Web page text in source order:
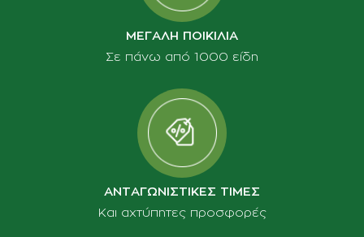
ΜΕΓΑΛΗ ΠΟΙΚΙΛΙΑ
Σε πάνω από 1000 είδη
ΑΝΤΑΓΩΝΙΣΤΙΚΕΣ ΤΙΜΕΣ
Και αχτύπητες προσφορές